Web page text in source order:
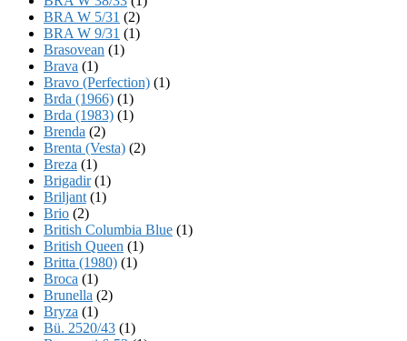
BRA W 5/31 (2)
BRA W 9/31 (1)
Brasovean (1)
Brava (1)
Bravo (Perfection) (1)
Brda (1966) (1)
Brda (1983) (1)
Brenda (2)
Brenta (Vesta) (2)
Breza (1)
Brigadir(1)
Briljant (1)
Brio (2)
British Columbia Blue (1)
British Queen (1)
Britta (1980) (1)
Broca (1)
Brunella (2)
Bryza (1)
Bü. 2520/43 (1)